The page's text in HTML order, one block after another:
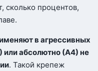
сколько процентов,
в агрессивных
или абсолютно (А4) не
. Такой крепеж